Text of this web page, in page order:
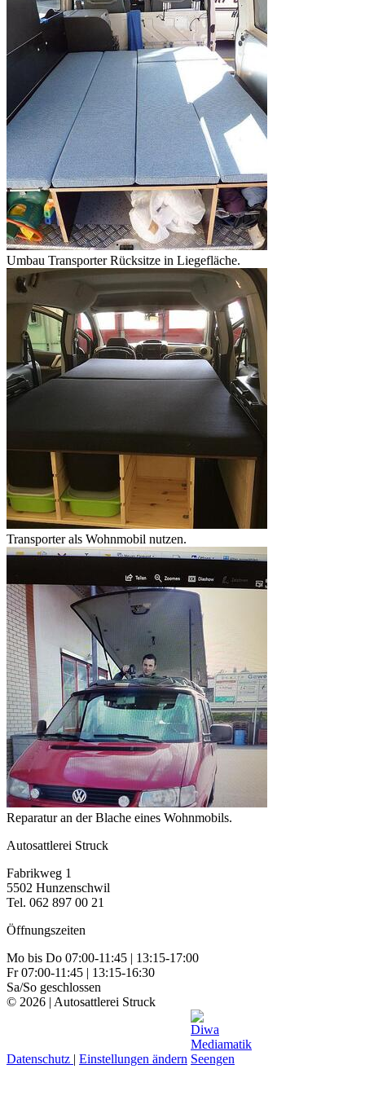
Umbau Transporter Rücksitze in Liegefläche.
Transporter als Wohnmobil nutzen.
Reparatur an der Blache eines Wohnmobils.
Autosattlerei Struck
Fabrikweg 1
5502 Hunzenschwil
Tel. 062 897 00 21
Öffnungszeiten
Mo bis Do 07:00-11:45 | 13:15-17:00
Fr 07:00-11:45 | 13:15-16:30
Sa/So geschlossen
© 2026 | Autosattlerei Struck
Datenschutz | Einstellungen ändern